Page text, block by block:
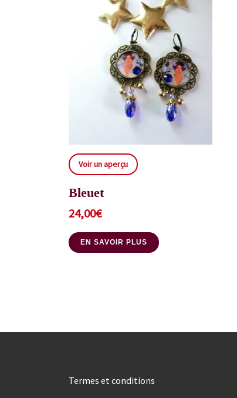
Voir un aperçu
Bleuet
24,00€
EN SAVOIR PLUS
Termes et conditions